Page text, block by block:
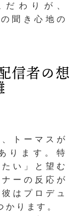
わりが、
聞き心地の
信者の想
トーマスが
ります。特
い」と望む
ーの反応が
はプロデュ
かります。